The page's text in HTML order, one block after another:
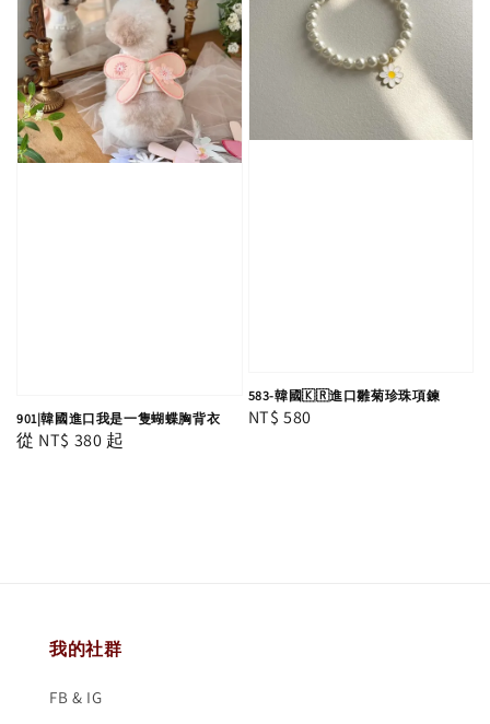
901|韓國進口我是一隻蝴蝶胸背衣
Regular
從 NT$ 380 起
583-韓國🇰🇷進口雛菊珍珠項鍊
Regular
NT$ 580
我的社群
FB & IG